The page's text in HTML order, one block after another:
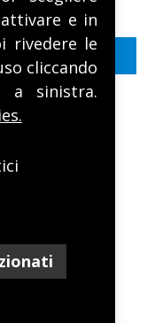
cure
e in
rivedere le
cliccando
a sinistra.